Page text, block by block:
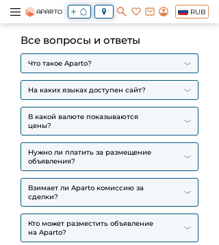
RUB
Все вопросы и ответы
Что такое Aparto?
На каких языках доступен сайт?
В какой валюте показываются
цены?
Нужно ли платить за размещение
объявления?
Взимает ли Aparto комиссию за
сделки?
Кто может разместить объявление
на Aparto?